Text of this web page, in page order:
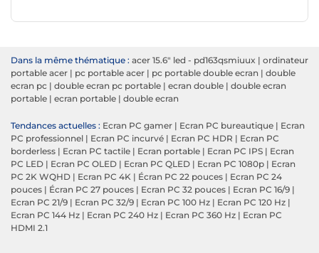
Dans la même thématique : acer 15.6" led - pd163qsmiuux | ordinateur
portable acer | pc portable acer | pc portable double ecran | double
ecran pc | double ecran pc portable | ecran double | double ecran
portable | ecran portable | double ecran
Tendances actuelles : Ecran PC gamer | Ecran PC bureautique | Ecran
PC professionnel | Ecran PC incurvé | Ecran PC HDR | Ecran PC
borderless | Ecran PC tactile | Ecran portable | Ecran PC IPS | Ecran
PC LED | Ecran PC OLED | Ecran PC QLED | Ecran PC 1080p | Ecran
PC 2K WQHD | Ecran PC 4K | Écran PC 22 pouces | Ecran PC 24
pouces | Écran PC 27 pouces | Ecran PC 32 pouces | Ecran PC 16/9 |
Ecran PC 21/9 | Ecran PC 32/9 | Ecran PC 100 Hz | Ecran PC 120 Hz |
Ecran PC 144 Hz | Ecran PC 240 Hz | Ecran PC 360 Hz | Ecran PC
HDMI 2.1